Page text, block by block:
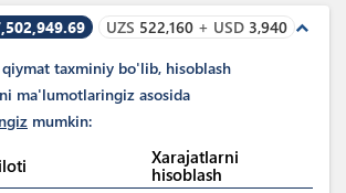
UZS 522,160 + USD 3,940 expand_less
taxminiy bo'lib, hisoblash
ma'lumotlaringiz asosida
mumkin:
Xarajatlarni
hisoblash